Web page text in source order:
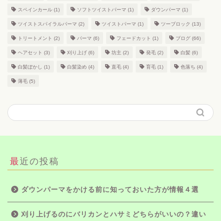
スペインカール (1) ソフトツイストパーマ (1) ダウンパーマ (1)
ツイストスパイラルパーマ (2) ツイストパーマ (1) ツーブロック (13)
トリートメント (2) パーマ (6) フェードカット (1) ブログ (66)
ヘアセット (3) 刈り上げ (6) 坊主 (2) 発毛 (2) 白髪 (6)
白髪ぼかし (1) 白髪染め (4) 直毛 (4) 育毛 (1) 色落ち (4)
薄毛 (5)
最近の投稿
ダウンパーマをかける前に知っておいた方が情報４選
刈り上げるのにバリカンとハサミどちらがいいの？違い